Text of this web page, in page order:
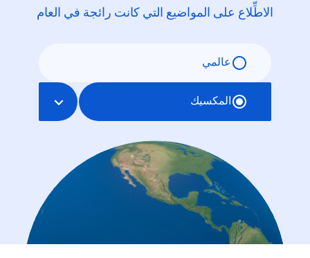
الاطِّلاع على المواضيع التي كانت رائجة في العام
عالمي
المكسيك